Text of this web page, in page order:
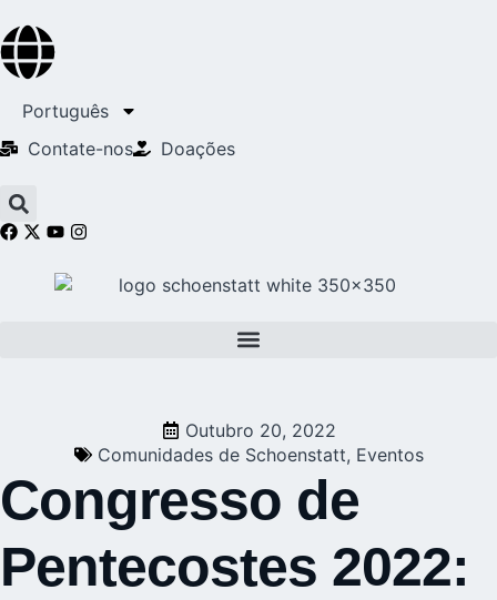
Português
Contate-nos
Doações
Outubro 20, 2022
Comunidades de Schoenstatt, Eventos
Congresso de
Pentecostes 2022: